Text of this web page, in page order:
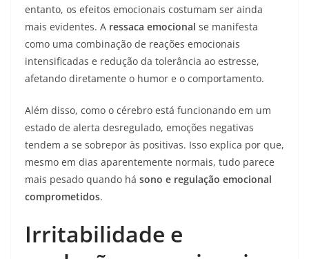
entanto, os efeitos emocionais costumam ser ainda
mais evidentes. A ressaca emocional se manifesta
como uma combinação de reações emocionais
intensificadas e redução da tolerância ao estresse,
afetando diretamente o humor e o comportamento.
Além disso, como o cérebro está funcionando em um
estado de alerta desregulado, emoções negativas
tendem a se sobrepor às positivas. Isso explica por que,
mesmo em dias aparentemente normais, tudo parece
mais pesado quando há sono e regulação emocional
comprometidos.
Irritabilidade e